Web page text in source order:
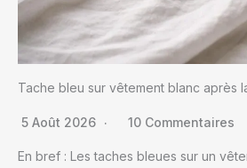
Tache bleu sur vêtement blanc après
5 Août 2026 10 Commentaires
En bref : Les taches bleues sur un